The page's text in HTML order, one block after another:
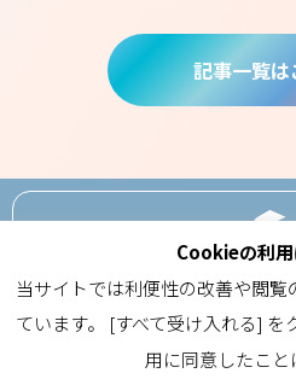
記事一覧は
ABOUT
Cookieの利用
当サイトでは利便性の改善や閲
ています。 [すべて受け入れる]
用に同意したこと